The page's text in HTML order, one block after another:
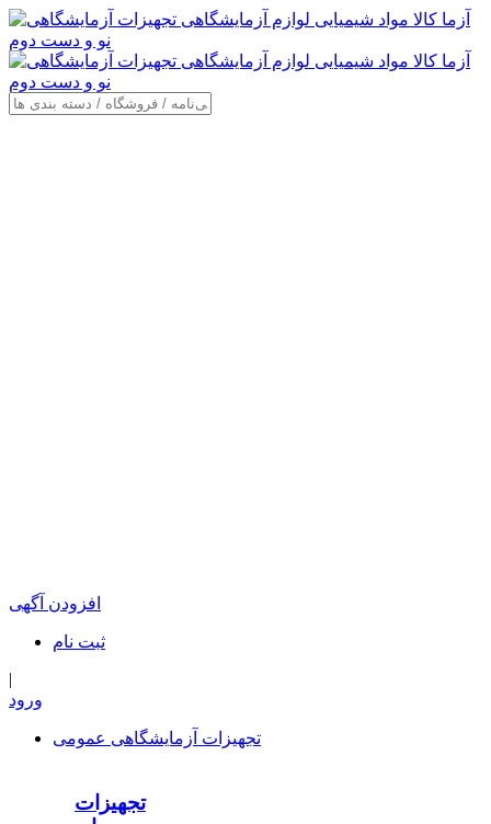
افزودن آگهی
ثبت‌ نام
|
ورود
تجهیزات آزمایشگاهی عمومی
تجهیزات